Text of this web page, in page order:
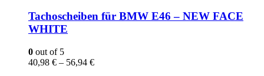
Die
Optionen
Tachoscheiben für BMW E46 – NEW FACE
WHITE
0 out of 5
40,98 € – 56,94 €